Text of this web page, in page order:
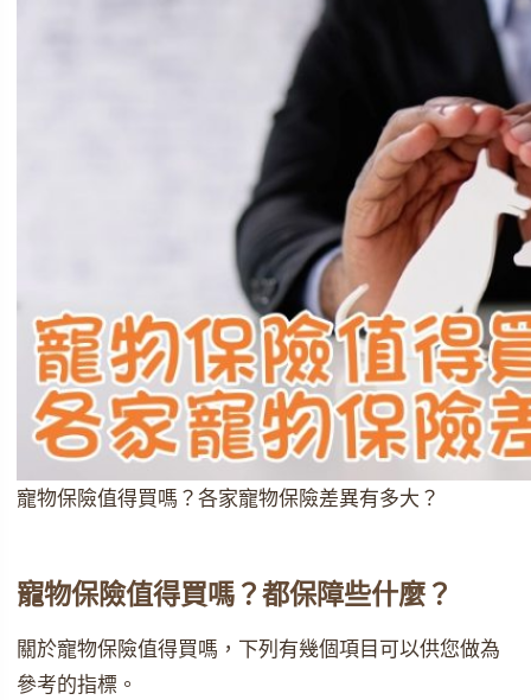
寵物保險值得買嗎？各家寵物保險差異有多大？
寵物保險值得買嗎？都保障些什麼？
關於寵物保險值得買嗎，下列有幾個項目可以供您做為
參考的指標。